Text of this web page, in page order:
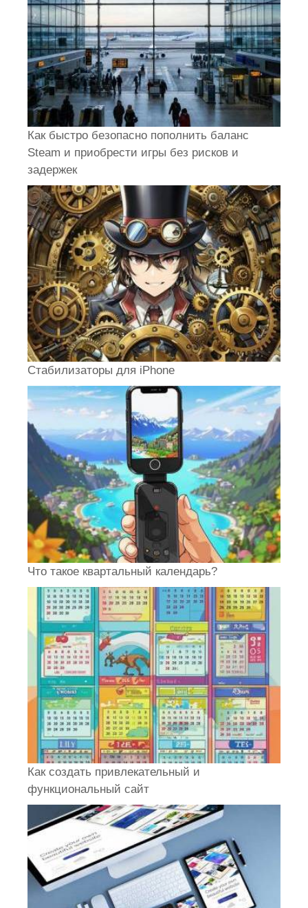
Как быстро безопасно пополнить баланс
Steam и приобрести игры без рисков и
задержек
Стабилизаторы для iPhone
Что такое квартальный календарь?
Как создать привлекательный и
функциональный сайт